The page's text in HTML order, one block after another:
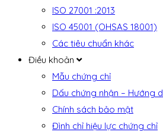
ISO 27001 :2013
ISO 45001 (OHSAS 18001)
Các tiêu chuẩn khác
Điều khoản
Mẫu chứng chỉ
Dấu chứng nhận – Hướng
Chính sách bảo mật
Đình chỉ hiệu lực chứng chỉ